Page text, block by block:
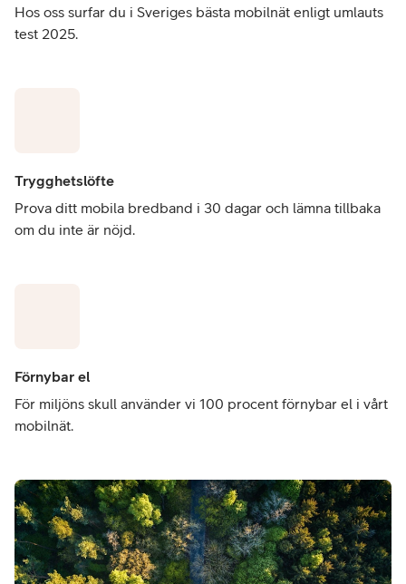
Hos oss surfar du i Sveriges bästa mobilnät enligt umlauts
test 2025.
Trygghetslöfte
Prova ditt mobila bredband i 30 dagar och lämna tillbaka
om du inte är nöjd.
Förnybar el
För miljöns skull använder vi 100 procent förnybar el i vårt
mobilnät.